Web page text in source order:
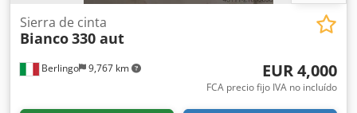
Berlingo 9,767 km
Sierra de cinta
Bianco330 aut
EUR 4,000
FCA precio fijo IVA no incluído